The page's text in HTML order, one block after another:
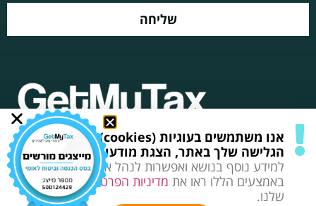
שליחה
תקנון, תנאי שימוש ופרטיות
כל הזכויות שמורות© 2025
אנו משתמשים בעוגיות (cookies) לשיפור חווית
הגלישה שלך באתר, הצגת מודעות מותאמות ועוד.
למידע נוסף בנושא ואפשרות לנהל את השימוש
באמצעים הללו ראו את מדיניות הפרטיותהמעודכנת
שלנו.